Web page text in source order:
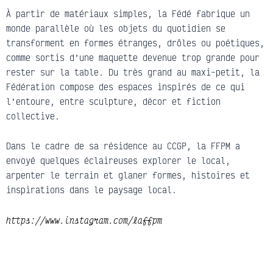
À partir de matériaux simples, la Fédé fabrique un
monde parallèle où les objets du quotidien se
transforment en formes étranges, drôles ou poétiques,
comme sortis d’une maquette devenue trop grande pour
rester sur la table. Du très grand au maxi-petit, la
Fédération compose des espaces inspirés de ce qui
l’entoure, entre sculpture, décor et fiction
collective.
Dans le cadre de sa résidence au CCGP, la FFPM a
envoyé quelques éclaireuses explorer le local,
arpenter le terrain et glaner formes, histoires et
inspirations dans le paysage local.
https://www.instagram.com/laffpm